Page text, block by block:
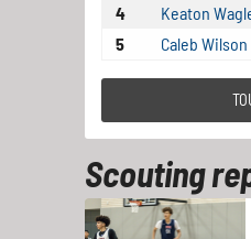
4
Keaton
5
Caleb Wilson
Scouting